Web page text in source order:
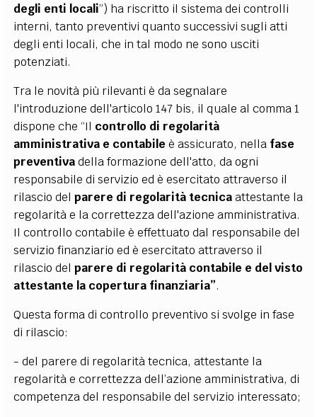
degli enti locali”) ha riscritto il sistema dei controlli
interni, tanto preventivi quanto successivi sugli atti
degli enti locali, che in tal modo ne sono usciti
potenziati.
Tra le novità più rilevanti è da segnalare
l'introduzione dell'articolo 147 bis, il quale al comma 1
dispone che “Il controllo di regolarità
amministrativa e contabile è assicurato, nella fase
preventivadella formazione dell'atto, da ogni
responsabile di servizio ed è esercitato attraverso il
rilascio delparere di regolarità tecnicaattestante la
regolarità e la correttezza dell'azione amministrativa.
Il controllo contabile è effettuato dal responsabile del
servizio finanziario ed è esercitato attraverso il
rilascio delparere di regolarità contabile e del visto
attestante la copertura finanziaria”.
Questa forma di controllo preventivo si svolge in fase
di rilascio:
- del parere di regolarità tecnica, attestante la
regolarità e correttezza dell’azione amministrativa, di
competenza del responsabile del servizio interessato;